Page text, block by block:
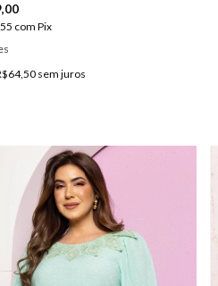
com Pix
sem juros